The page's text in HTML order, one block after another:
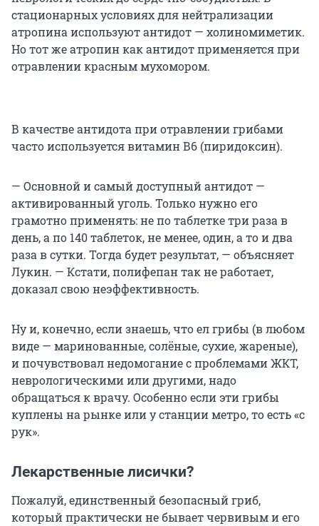
стационарных условиях для нейтрализации
атропина используют антидот — холиномиметик.
Но тот же атропин как антидот применяется при
отравлении красным мухомором.
В качестве антидота при отравлении грибами
часто используется витамин В6 (пиридоксин).
— Основной и самый доступный антидот —
активированный уголь. Только нужно его
грамотно применять: не по таблетке три раза в
день, а по 140 таблеток, не менее, один, а то и два
раза в сутки. Тогда будет результат, — объясняет
Лукин. — Кстати, полифепан так не работает,
доказал свою неэффективность.
Ну и, конечно, если знаешь, что ел грибы (в любом
виде — маринованные, солёные, сухие, жареные),
и почувствовал недомогание с проблемами ЖКТ,
неврологическими или другими, надо
обращаться к врачу. Особенно если эти грибы
куплены на рынке или у станции метро, то есть «с
рук».
Лекарственные лисички?
Пожалуй, единственный безопасный гриб,
который практически не бывает червивым и его